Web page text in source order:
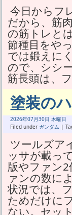
今日からフ
だから、筋
の筋トレと
節種目をや
では鍛えに
ので、シシ
筋長頭は、
塗装の
2026年07月30日 木曜日
Filed under ガンダム |
ツールズア
ッサが載っ
版やファン
ァンの数に
状況では、
ためだけに
ない。セッ